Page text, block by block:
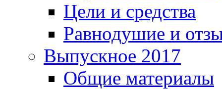
Цели и средства
Равнодушие и
Выпускное 2017
Общие материалы